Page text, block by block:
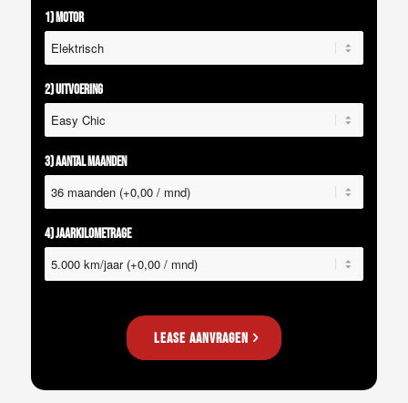
1) Motor
2) Uitvoering
3) Aantal maanden
4) Jaarkilometrage
Lease aanvragen